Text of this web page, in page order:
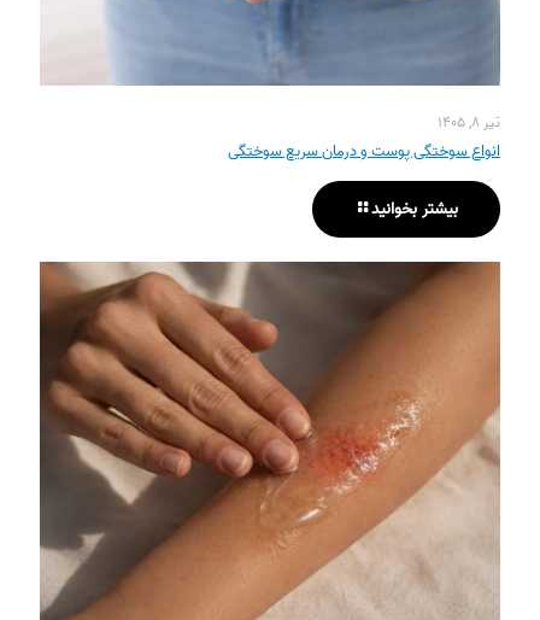
تیر ۸, ۱۴۰۵
انواع سوختگی پوست و درمان سریع سوختگی
بیشتر بخوانید